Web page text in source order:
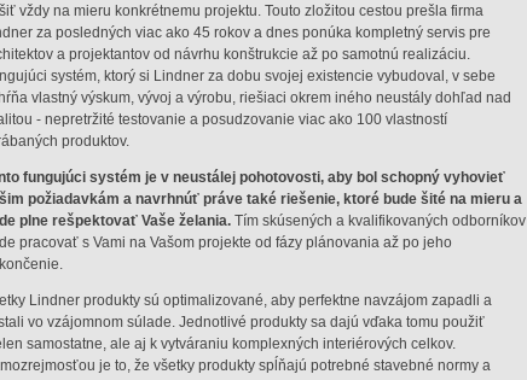
vždy na mieru konkrétnemu projektu. Touto zložitou cestou prešla firma
za posledných viac ako 45 rokov a dnes ponúka kompletný servis pre
a projektantov od návrhu konštrukcie až po samotnú realizáciu.
systém, ktorý si Lindner za dobu svojej existencie vybudoval, v sebe
vlastný výskum, vývoj a výrobu, riešiaci okrem iného neustály dohľad nad
- nepretržité testovanie a posudzovanie viac ako 100 vlastností
produktov.
fungujúci systém je v neustálej pohotovosti, aby bol schopný vyhovieť
požiadavkám a navrhnúť práve také riešenie, ktoré bude šité na mieru a
plne rešpektovať Vaše želania. Tím skúsených a kvalifikovaných odborníkov
pracovať s Vami na Vašom projekte od fázy plánovania až po jeho
Lindner produkty sú optimalizované, aby perfektne navzájom zapadli a
vo vzájomnom súlade. Jednotlivé produkty sa dajú vďaka tomu použiť
samostatne, ale aj k vytváraniu komplexných interiérových celkov.
je to, že všetky produkty spĺňajú potrebné stavebné normy a